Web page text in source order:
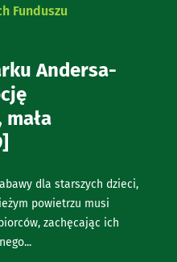
Funduszu
Andersa-
dla starszych dzieci,
powietrzu musi
zachęcając ich